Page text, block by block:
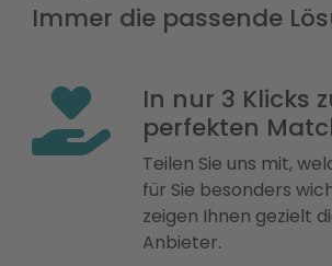
Immer die passende
In nur 3 Klicks
perfekten
Teilen Sie uns mit,
für Sie besonders
zeigen Ihnen gezielt
Anbieter.